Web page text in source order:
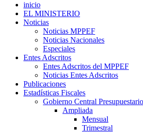
inicio
EL MINISTERIO
Noticias
Noticias MPPEF
Noticias Nacionales
Especiales
Entes Adscritos
Entes Adscritos del MPPEF
Noticias Entes Adscritos
Publicaciones
Estadísticas Fiscales
Gobierno Central Presupuestario
Ampliada
Mensual
Trimestral